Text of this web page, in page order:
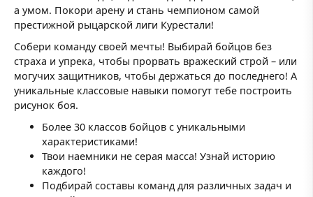
а умом. Покори арену и стань чемпионом самой
престижной рыцарской лиги Курестали!
Собери команду своей мечты! Выбирай бойцов без
страха и упрека, чтобы прорвать вражеский строй – или
могучих защитников, чтобы держаться до последнего! А
уникальные классовые навыки помогут тебе построить
рисунок боя.
Более 30 классов бойцов с уникальными
характеристиками!
Твои наемники не серая масса! Узнай историю
каждого!
Подбирай составы команд для различных задач и